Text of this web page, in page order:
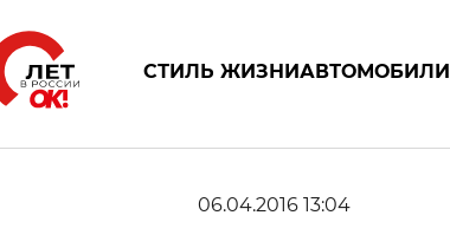
СТИЛЬ ЖИЗНИАВТОМОБИЛИ
06.04.2016 13:04